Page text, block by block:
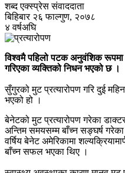
शब्द एक्स्प्रेस संवाददाता
बिहिबार २६ फाल्गुण, २०७८
४ वर्षअघि
विश्वमै पहिलो पटक अनुवंशिक रूपमा
गरिएका व्यक्तिको निधन भएको छ ।
सुँगुरको मुट प्रत्यारोपण गरि दुई
भएको हो ।
बेनेटको मुट प्रत्यारोपण गरेका
अन्तिम समयसम्म बाँच्न सङ्घर्ष
वर्षिय बेनेट अमेरिकामा
बाँच्न सफल भएका थिए ।